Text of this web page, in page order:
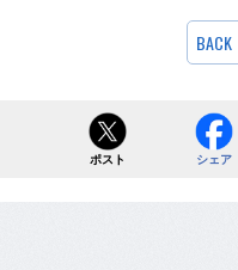
BACK
ポスト シェア